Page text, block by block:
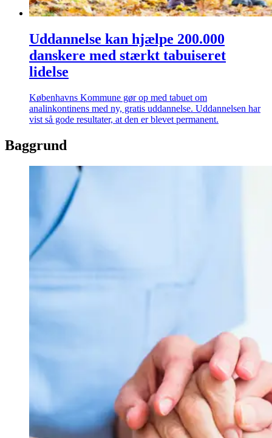
Uddannelse kan hjælpe 200.000
danskere med stærkt tabuiseret
lidelse
Københavns Kommune gør op med tabuet om
analinkontinens med ny, gratis uddannelse. Uddannelsen har
vist så gode resultater, at den er blevet permanent.
Baggrund